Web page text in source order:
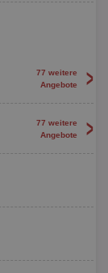
77 weitere
Angebote
>
77 weitere
Angebote
>